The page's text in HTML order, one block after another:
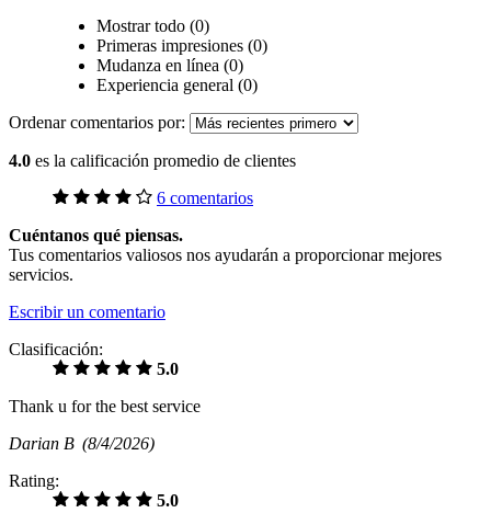
Mostrar todo (0)
Primeras impresiones (0)
Mudanza en línea (0)
Experiencia general (0)
Ordenar comentarios por:
4.0 es la calificación promedio de clientes
6 comentarios
Cuéntanos qué piensas.
Tus comentarios valiosos nos ayudarán a proporcionar mejores
servicios.
Escribir un comentario
Clasificación:
5.0
Thank u for the best service
Darian B (8/4/2026)
Rating:
5.0